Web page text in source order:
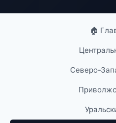
🏠
Северо-